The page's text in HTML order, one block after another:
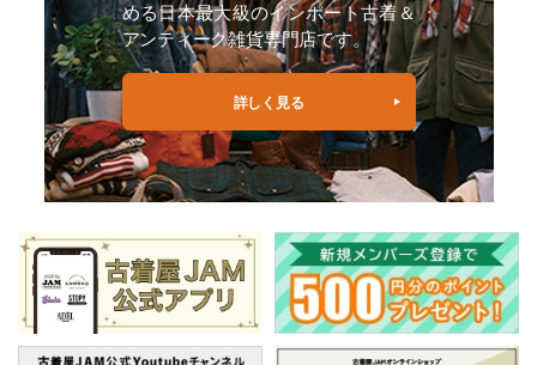
める日本最大級のインポート古着＆
アンティーク雑貨専門店です。
詳しく見る